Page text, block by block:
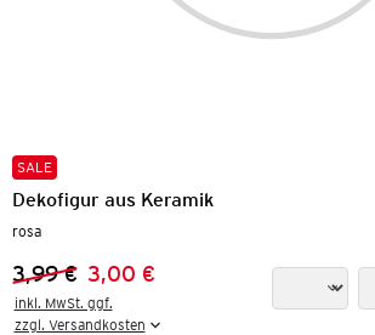
SALE
Dekofigur aus Keramik
rosa
Vorheriger Preis:
3,99 €
Neuer Preis:
3,00 €
inkl. MwSt. ggf.
zzgl. Versandkosten